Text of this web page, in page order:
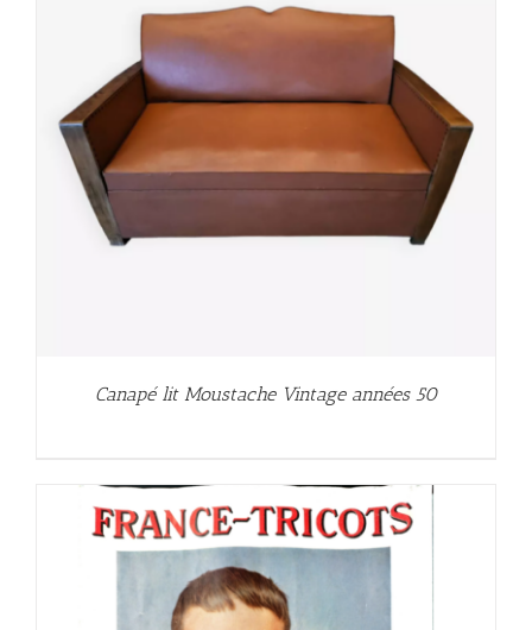
Canapé lit Moustache Vintage années 50